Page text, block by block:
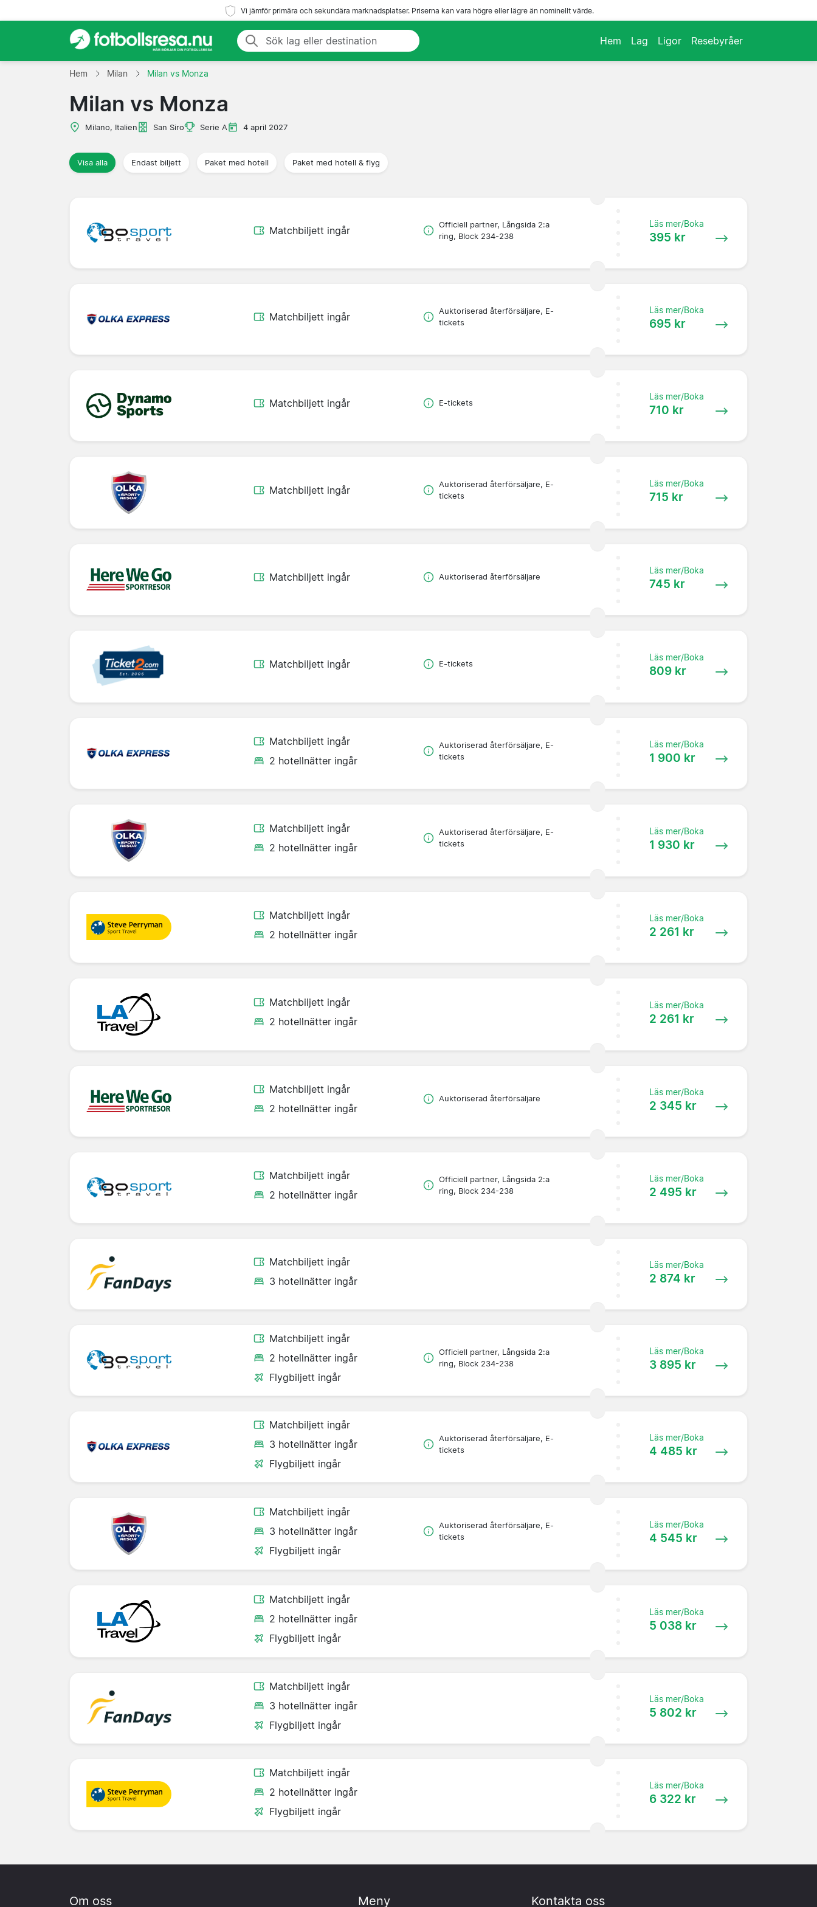
Vi jämför primära och sekundära marknadsplatser. Priserna kan vara högre eller lägre än nominellt värde.
Hem Lag Ligor Resebyråer
Hem Milan Milan vs Monza
Milan vs Monza
Milano, Italien San Siro Serie A 4 april 2027
Visa alla Endast biljett Paket med hotell Paket med hotell & flyg
Matchbiljett ingår
Officiell partner, Långsida 2:a
ring, Block 234-238
Läs mer/Boka
395 kr
Matchbiljett ingår
Auktoriserad återförsäljare, E-
tickets
Läs mer/Boka
695 kr
Matchbiljett ingår E-tickets
Läs mer/Boka
710 kr
Matchbiljett ingår
Auktoriserad återförsäljare, E-
tickets
Läs mer/Boka
715 kr
Matchbiljett ingår Auktoriserad återförsäljare
Läs mer/Boka
745 kr
Matchbiljett ingår E-tickets
Läs mer/Boka
809 kr
Matchbiljett ingår
2 hotellnätter ingår
Auktoriserad återförsäljare, E-
tickets
Läs mer/Boka
1 900 kr
Matchbiljett ingår
2 hotellnätter ingår
Auktoriserad återförsäljare, E-
tickets
Läs mer/Boka
1 930 kr
Matchbiljett ingår
2 hotellnätter ingår
Läs mer/Boka
2 261 kr
Matchbiljett ingår
2 hotellnätter ingår
Läs mer/Boka
2 261 kr
Matchbiljett ingår
2 hotellnätter ingår
Auktoriserad återförsäljare
Läs mer/Boka
2 345 kr
Matchbiljett ingår
2 hotellnätter ingår
Officiell partner, Långsida 2:a
ring, Block 234-238
Läs mer/Boka
2 495 kr
Matchbiljett ingår
3 hotellnätter ingår
Läs mer/Boka
2 874 kr
Matchbiljett ingår
2 hotellnätter ingår
Flygbiljett ingår
Officiell partner, Långsida 2:a
ring, Block 234-238
Läs mer/Boka
3 895 kr
Matchbiljett ingår
3 hotellnätter ingår
Flygbiljett ingår
Auktoriserad återförsäljare, E-
tickets
Läs mer/Boka
4 485 kr
Matchbiljett ingår
3 hotellnätter ingår
Flygbiljett ingår
Auktoriserad återförsäljare, E-
tickets
Läs mer/Boka
4 545 kr
Matchbiljett ingår
2 hotellnätter ingår
Flygbiljett ingår
Läs mer/Boka
5 038 kr
Matchbiljett ingår
3 hotellnätter ingår
Flygbiljett ingår
Läs mer/Boka
5 802 kr
Matchbiljett ingår
2 hotellnätter ingår
Flygbiljett ingår
Läs mer/Boka
6 322 kr
Om oss Meny Kontakta oss